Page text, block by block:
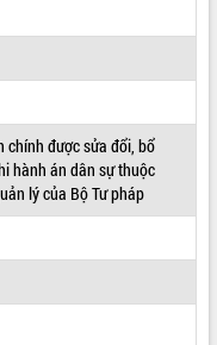
chính được sửa đổi, bổ
hành án dân sự thuộc
lý của Bộ Tư pháp